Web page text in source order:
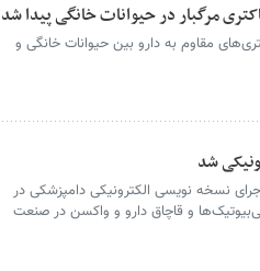
مرگبار در حیوانات خانگی پیدا شد
مقاوم به دارو بین حیوانات خانگی و
شد
نسخه نویسی الکترونیکی دامپزشکی در
و قاچاق دارو و واکسن در صنعت